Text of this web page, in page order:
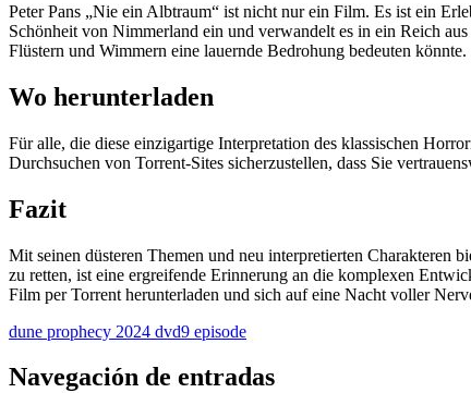
Peter Pans „Nie ein Albtraum“ ist nicht nur ein Film. Es ist ein
Schönheit von Nimmerland ein und verwandelt es in ein Reich
Flüstern und Wimmern eine lauernde Bedrohung bedeuten könnte.
Wo herunterladen
Für alle, die diese einzigartige Interpretation des klassischen
Durchsuchen von Torrent-Sites sicherzustellen, dass Sie
Fazit
Mit seinen düsteren Themen und neu interpretierten Charakteren
zu retten, ist eine ergreifende Erinnerung an die komplexen
Film per Torrent herunterladen und sich auf eine Nacht voller
dune prophecy 2024 dvd9 episode
Navegación de entradas